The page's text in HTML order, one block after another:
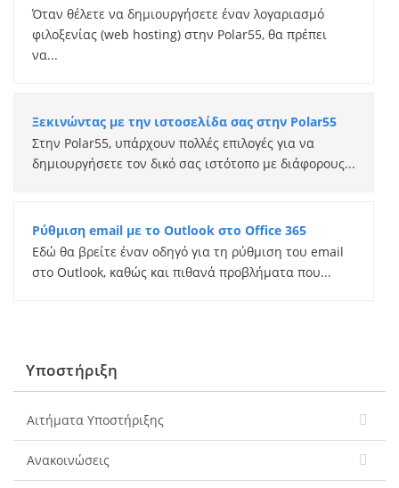
Όταν θέλετε να δημιουργήσετε έναν λογαριασμό
φιλοξενίας (web hosting) στην Polar55, θα πρέπει
να...
Ξεκινώντας με την ιστοσελίδα σας στην Polar55
Στην Polar55, υπάρχουν πολλές επιλογές για να
δημιουργήσετε τον δικό σας ιστότοπο με διάφορους...
Ρύθμιση email με το Outlook στο Office 365
Εδώ θα βρείτε έναν οδηγό για τη ρύθμιση του email
στο Outlook, καθώς και πιθανά προβλήματα που...
Υποστήριξη
Αιτήματα Υποστήριξης
Ανακοινώσεις